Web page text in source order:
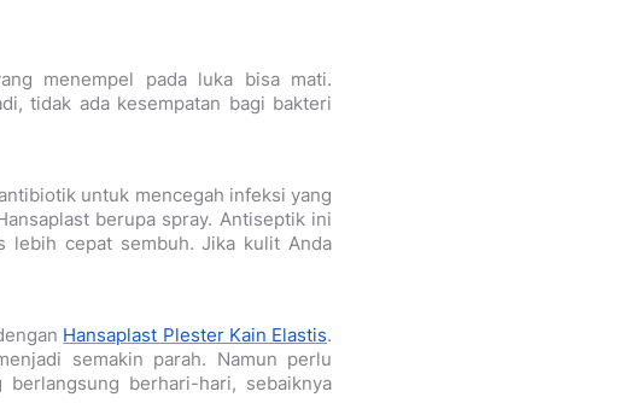
menempel pada luka bisa mati.
tidak ada kesempatan bagi bakteri
untuk mencegah infeksi yang
berupa spray. Antiseptik ini
lebih cepat sembuh. Jika kulit Anda
Hansaplast Plester Kain Elastis.
semakin parah. Namun perlu
berhari-hari, sebaiknya